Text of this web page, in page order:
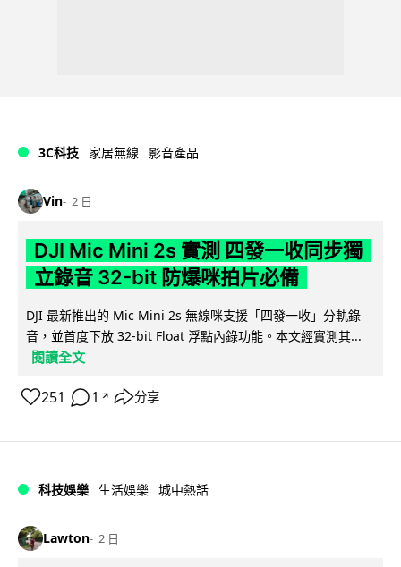
3C科技 家居無線 影音產品
Vin 2 日
DJI Mic Mini 2s 實測 四發一收同步獨
立錄音 32-bit 防爆咪拍片必備
DJI 最新推出的 Mic Mini 2s 無線咪支援「四發一收」分軌錄
音，並首度下放 32-bit Float 浮點內錄功能。本文經實測其...
閱讀全文
251 1 ↗ 分享
科技娛樂 生活娛樂 城中熱話
Lawton 2 日